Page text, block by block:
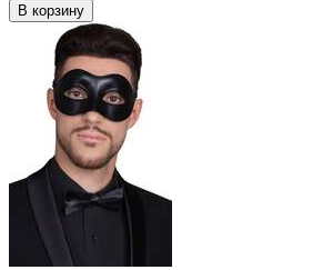
В корзину